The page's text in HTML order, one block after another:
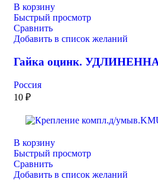
В корзину
Быстрый просмотр
Сравнить
Добавить в список желаний
Гайка оцинк.
Россия
10 ₽
В корзину
Быстрый просмотр
Сравнить
Добавить в список желаний